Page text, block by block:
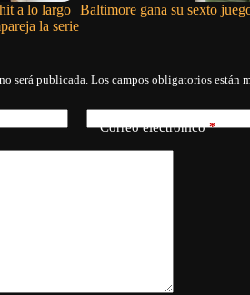
a lo largo
la serie
Baltimore gana su sexto
será publicada. Los campos obligatorios están
Correo electrónico*